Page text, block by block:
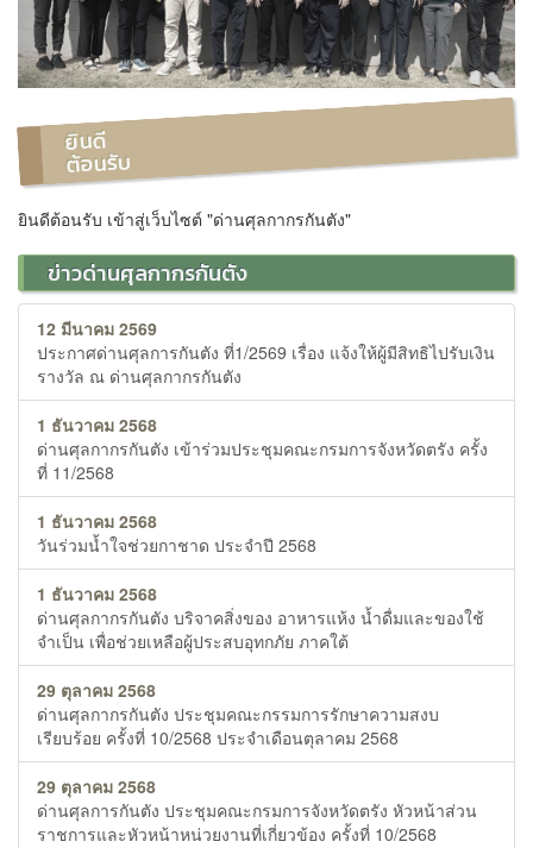
ยินดี
ต้อนรับ
ยินดีต้อนรับ เข้าสู่เว็บไซต์ "ด่านศุลกากรกันตัง"
ข่าวด่านศุลกากรกันตัง
12 มีนาคม 2569
ประกาศด่านศุลการกันตัง ที่1/2569 เรื่อง แจ้งให้ผู้มีสิทธิไปรับเงิน
รางวัล ณ ด่านศุลกากรกันตัง
1 ธันวาคม 2568
ด่านศุลกากรกันตัง เข้าร่วมประชุมคณะกรมการจังหวัดตรัง ครั้ง
ที่ 11/2568
1 ธันวาคม 2568
วันร่วมน้ำใจช่วยกาชาด ประจำปี 2568
1 ธันวาคม 2568
ด่านศุลกากรกันตัง บริจาคสิ่งของ อาหารแห้ง น้ำดื่มและของใช้
จำเป็น เพื่อช่วยเหลือผู้ประสบอุทกภัย ภาคใต้
29 ตุลาคม 2568
ด่านศุลกากรกันตัง ประชุมคณะกรรมการรักษาความสงบ
เรียบร้อย ครั้งที่ 10/2568 ประจำเดือนตุลาคม 2568
29 ตุลาคม 2568
ด่านศุลการกันตัง ประชุมคณะกรมการจังหวัดตรัง หัวหน้าส่วน
ราชการและหัวหน้าหน่วยงานที่เกี่ยวข้อง ครั้งที่ 10/2568